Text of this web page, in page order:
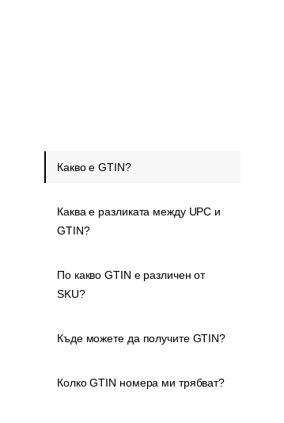
Какво е GTIN?
Каква е разликата между UPC и
GTIN?
По какво GTIN е различен от
SKU?
Къде можете да получите GTIN?
Колко GTIN номера ми трябват?